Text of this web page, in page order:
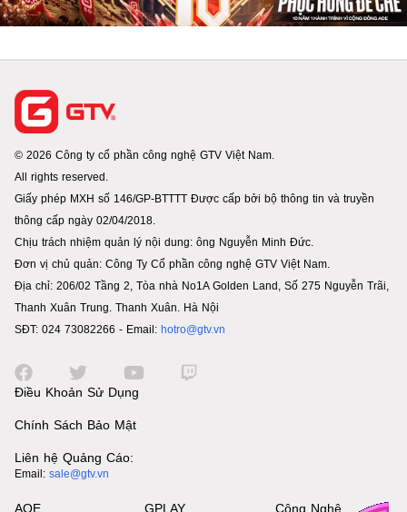
© 2026 Công ty cổ phần công nghệ GTV Việt Nam.
All rights reserved.
Giấy phép MXH số 146/GP-BTTTT Được cấp bởi bộ thông tin và truyền
thông cấp ngày 02/04/2018.
Chịu trách nhiệm quản lý nội dung: ông Nguyễn Minh Đức.
Đơn vị chủ quản: Công Ty Cổ phần công nghệ GTV Việt Nam.
Địa chỉ: 206/02 Tầng 2, Tòa nhà No1A Golden Land, Số 275 Nguyễn Trãi,
Thanh Xuân Trung. Thanh Xuân. Hà Nội
SĐT: 024 73082266 - Email: hotro@gtv.vn
Điều Khoản Sử Dụng
Chính Sách Bảo Mật
Liên hệ Quảng Cáo:
Email: sale@gtv.vn
AOE GPLAY Công Nghệ